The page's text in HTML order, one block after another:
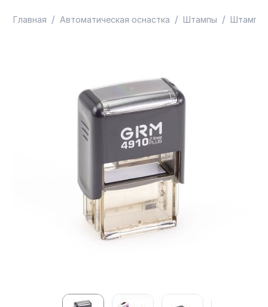
Главная / Автоматическая оснастка / Штампы / Штампы